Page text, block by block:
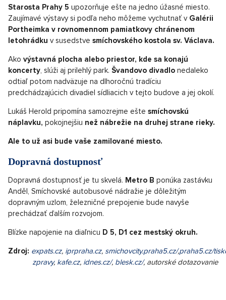
Starosta Prahy 5 upozorňuje ešte na jedno úžasné miesto.
Zaujímavé výstavy si podľa neho môžeme vychutnať v Galérii
Portheimka v rovnomennom pamiatkovy chránenom
letohrádku v susedstve smíchovského kostola sv. Václava.
Ako výstavná plocha alebo priestor, kde sa konajú
koncerty, slúži aj prilehlý park. Švandovo divadlo nedaleko
odtiaľ potom nadväzuje na dlhoročnú tradíciu
predchádzajúcich divadiel sídliacich v tejto budove a jej okolí.
Lukáš Herold pripomína samozrejme ešte smíchovskú
náplavku, pokojnejšiu než nábrežie na druhej strane rieky.
Ale to už asi bude vaše zamilované miesto.
Dopravná dostupnosť
Dopravná dostupnosť je tu skvelá. Metro B ponúka zastávku
Anděl, Smíchovské autobusové nádražie je dôležitým
dopravným uzlom, železničné prepojenie bude navyše
prechádzať ďalším rozvojom.
Blízke napojenie na diaľnicu D 5, D1 cez mestský okruh.
Zdroj: expats.cz, iprpraha.cz, smichovcity.praha5.cz/,praha5.cz/
zpravy, kafe.cz, idnes.cz/, blesk.cz/, autorské dotazovanie